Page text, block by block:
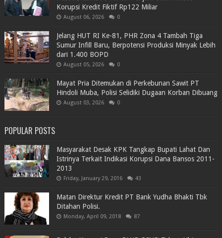
Korupsi Kredit Fiktif Rp122 Miliar
August 06, 2026 0
Jelang HUT RI Ke-81, PHR Zona 4 Tambah Tiga
Sumur Infill Baru, Berpotensi Produksi Minyak Lebih
dari 1.400 BOPD
August 05, 2026 0
Mayat Pria Ditemukan di Perkebunan Sawit PT
Hindoli Muba, Polisi Selidiki Dugaan Korban Dibuang
August 03, 2026 0
POPULAR POSTS
Masyarakat Desak KPK Tangkap Bupati Lahat Dan
Istrinya Terkait Indikasi Korupsi Dana Bansos 2011-
2013
Friday, January 29, 2016 43
Matan Direktur Kredit PT Bank Yudha Bhakti Tbk
Ditahan Polisi.
Monday, April 09, 2018 87